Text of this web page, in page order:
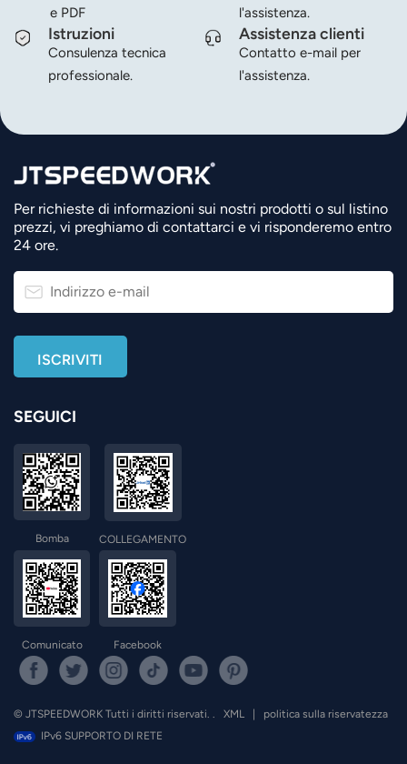
e PDF
l'assistenza.
Istruzioni
Consulenza tecnica
professionale.
Assistenza clienti
Contatto e-mail per
l'assistenza.
Per richieste di informazioni sui nostri prodotti o sul listino
prezzi, vi preghiamo di contattarci e vi risponderemo entro
24 ore.
SEGUICI
Bomba COLLEGAMENTO
Comunicato Facebook
© JTSPEEDWORK Tutti i diritti riservati. . XML
politica sulla riservatezza
IPv6 SUPPORTO DI RETE